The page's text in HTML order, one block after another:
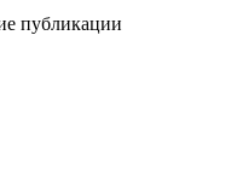
публикации